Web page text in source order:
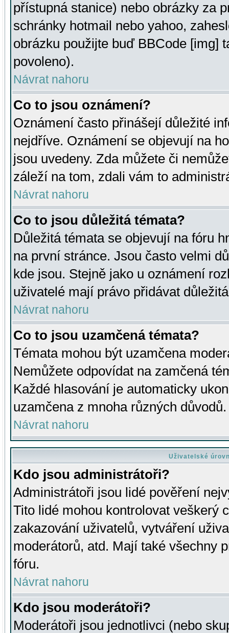
přístupná stanice) nebo obrázky za
schránky hotmail nebo yahoo,
obrázku použijte buď BBCode [img]
povoleno).
Návrat nahoru
Co to jsou oznámení?
Oznámení často přinášejí důležité
nejdříve. Oznámení se objevují na
jsou uvedeny. Zda můžete či
záleží na tom, zdali vám to
Návrat nahoru
Co to jsou důležitá témata?
Důležitá témata se objevují na fóru
na první stránce. Jsou často velmi
kde jsou. Stejně jako u oznámení
uživatelé mají právo přidávat
Návrat nahoru
Co to jsou uzamčená témata?
Témata mohou být uzamčena
Nemůžete odpovídat na zamčená
Každé hlasování je automaticky
uzamčena z mnoha různých důvodů.
Návrat nahoru
Uživatelské
Kdo jsou administrátoři?
Administrátoři jsou lidé pověření
Tito lidé mohou kontrolovat veškerý
zakazování uživatelů, vytváření
moderátorů, atd. Mají také všechny
fóru.
Návrat nahoru
Kdo jsou moderátoři?
Moderátoři jsou jednotlivci (nebo